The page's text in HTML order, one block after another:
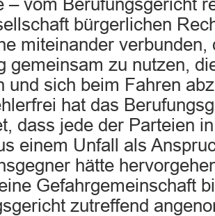
– vom Berufungsgericht
bürgerlichen
miteinander verbunden,
gemeinsam zu nutzen,
und sich beim Fahren
hat das
dass jede der Parteien
einem Unfall als
hätte
Gefahrgemeinschaft
zutreffend